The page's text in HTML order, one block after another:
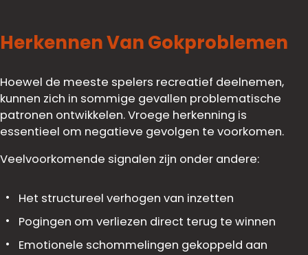
Herkennen Van Gokproblemen
Hoewel de meeste spelers recreatief deelnemen,
kunnen zich in sommige gevallen problematische
patronen ontwikkelen. Vroege herkenning is
essentieel om negatieve gevolgen te voorkomen.
Veelvoorkomende signalen zijn onder andere:
Het structureel verhogen van inzetten
Pogingen om verliezen direct terug te winnen
Emotionele schommelingen gekoppeld aan